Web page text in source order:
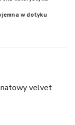
velvet
w dotyku